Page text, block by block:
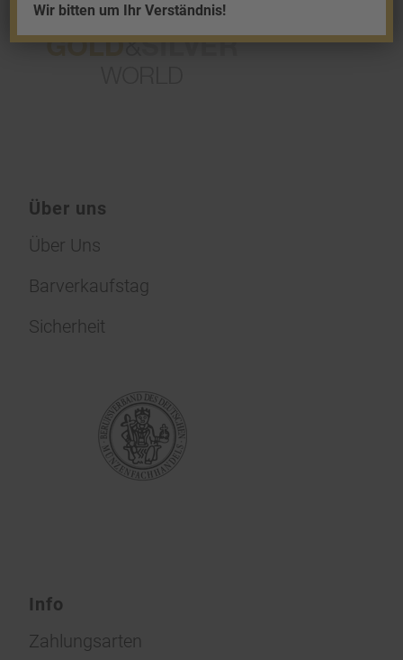
Über uns
Über Uns
Barverkaufstag
Sicherheit
Info
Zahlungsarten
Wir bitten um Ihr Verständnis!